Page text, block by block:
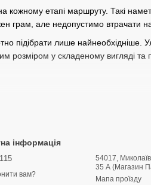
кожному етапі маршруту. Такі
грам, але недопустимо втрачати
підібрати лише найнеобхідніше.
розміром у складеному вигляді
ПВД та автономних походів.
інформація
вам?
54017,
35 А (Магазин
Мапа проїзду